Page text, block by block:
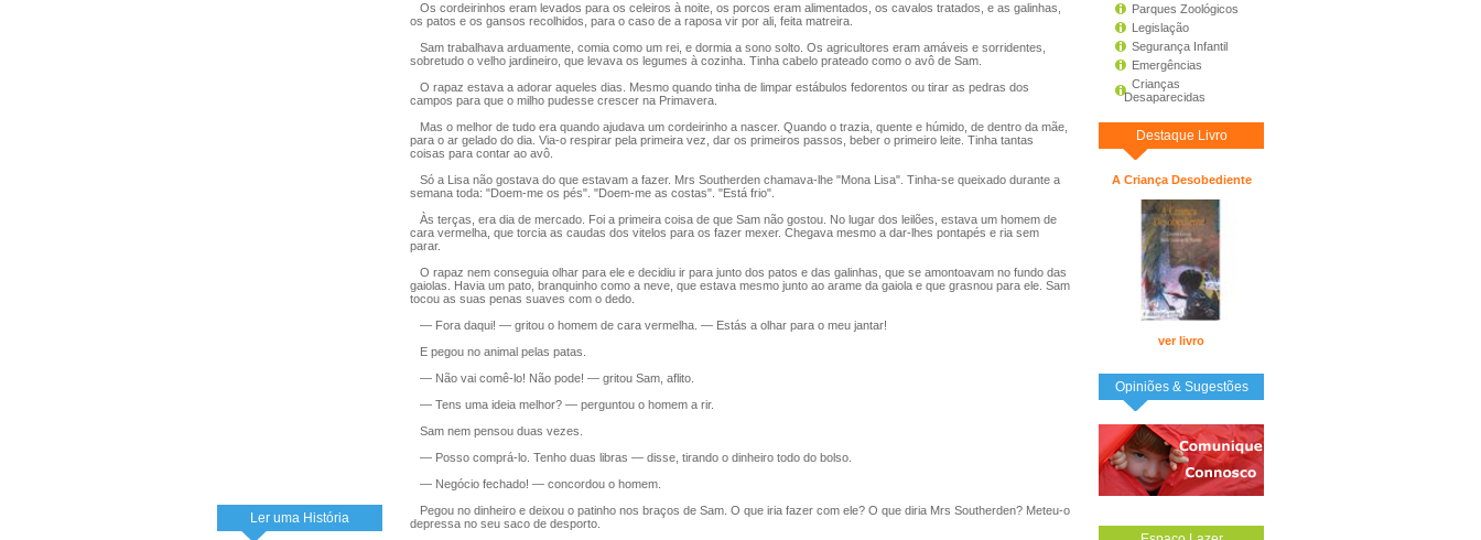
Ler uma História
Parques Zoológicos
Legislação
Segurança Infantil
Emergências
Crianças
Desaparecidas
Destaque Livro
A Criança Desobediente
ver livro
Opiniões & Sugestões
Os cordeirinhos eram levados para os celeiros à noite, os porcos eram alimentados, os cavalos tratados, e as galinhas,
os patos e os gansos recolhidos, para o caso de a raposa vir por ali, feita matreira.
Sam trabalhava arduamente, comia como um rei, e dormia a sono solto. Os agricultores eram amáveis e sorridentes,
sobretudo o velho jardineiro, que levava os legumes à cozinha. Tinha cabelo prateado como o avô de Sam.
O rapaz estava a adorar aqueles dias. Mesmo quando tinha de limpar estábulos fedorentos ou tirar as pedras dos
campos para que o milho pudesse crescer na Primavera.
Mas o melhor de tudo era quando ajudava um cordeirinho a nascer. Quando o trazia, quente e húmido, de dentro da mãe,
para o ar gelado do dia. Via-o respirar pela primeira vez, dar os primeiros passos, beber o primeiro leite. Tinha tantas
coisas para contar ao avô.
Só a Lisa não gostava do que estavam a fazer. Mrs Southerden chamava-lhe "Mona Lisa". Tinha-se queixado durante a
semana toda: "Doem-me os pés". "Doem-me as costas". "Está frio".
Às terças, era dia de mercado. Foi a primeira coisa de que Sam não gostou. No lugar dos leilões, estava um homem de
cara vermelha, que torcia as caudas dos vitelos para os fazer mexer. Chegava mesmo a dar-lhes pontapés e ria sem
parar.
O rapaz nem conseguia olhar para ele e decidiu ir para junto dos patos e das galinhas, que se amontoavam no fundo das
gaiolas. Havia um pato, branquinho como a neve, que estava mesmo junto ao arame da gaiola e que grasnou para ele. Sam
tocou as suas penas suaves com o dedo.
— Fora daqui! — gritou o homem de cara vermelha. — Estás a olhar para o meu jantar!
E pegou no animal pelas patas.
— Não vai comê-lo! Não pode! — gritou Sam, aflito.
— Tens uma ideia melhor? — perguntou o homem a rir.
Sam nem pensou duas vezes.
— Posso comprá-lo. Tenho duas libras — disse, tirando o dinheiro todo do bolso.
— Negócio fechado! — concordou o homem.
Pegou no dinheiro e deixou o patinho nos braços de Sam. O que iria fazer com ele? O que diria Mrs Southerden? Meteu-o
depressa no seu saco de desporto.